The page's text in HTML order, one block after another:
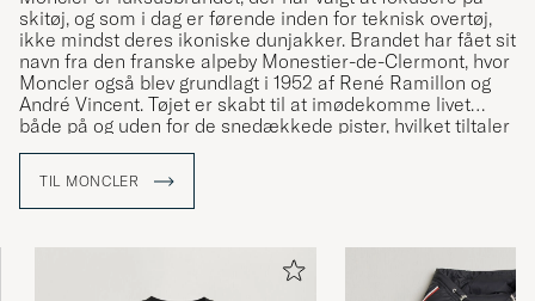
skitøj, og som i dag er førende inden for teknisk overtøj,
ikke mindst deres ikoniske dunjakker. Brandet har fået sit
navn fra den franske alpeby Monestier-de-Clermont, hvor
Moncler også blev grundlagt i 1952 af René Ramillon og
André Vincent. Tøjet er skabt til at imødekomme livet
både på og uden for de snedækkede pister, hvilket tiltaler
såvel vintersportsentusiaster som bymennesker. Care of
nøje udvalgt sortiment af brandets ikoniske styles.
TIL MONCLER